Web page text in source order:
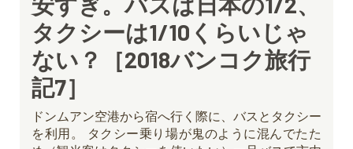
タクシーは1/10くらいじゃ
ない？［2018バンコク旅行
記7］
ドンムアン空港から宿へ行く際に、バスとタクシー
を利用。 タクシー乗り場が鬼のように混んでたた